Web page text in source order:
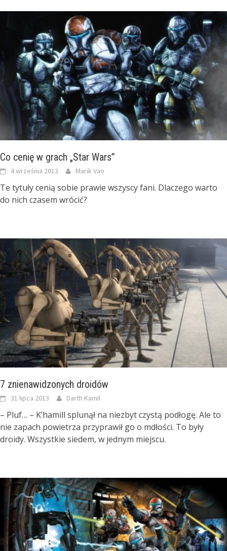
Co cenię w grach „Star Wars”
4 września 2013 Marik Vao
Te tytuły cenią sobie prawie wszyscy fani. Dlaczego warto
do nich czasem wrócić?
7 znienawidzonych droidów
31 lipca 2013 Darth Kamil
– Pluf… – K’hamill splunął na niezbyt czystą podłogę. Ale to
nie zapach powietrza przyprawił go o mdłości. To były
droidy. Wszystkie siedem, w jednym miejscu.